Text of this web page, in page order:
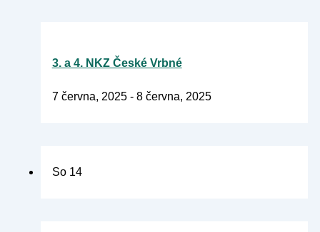
3. a 4. NKZ České Vrbné
7 června, 2025- 8 června, 2025
So 14